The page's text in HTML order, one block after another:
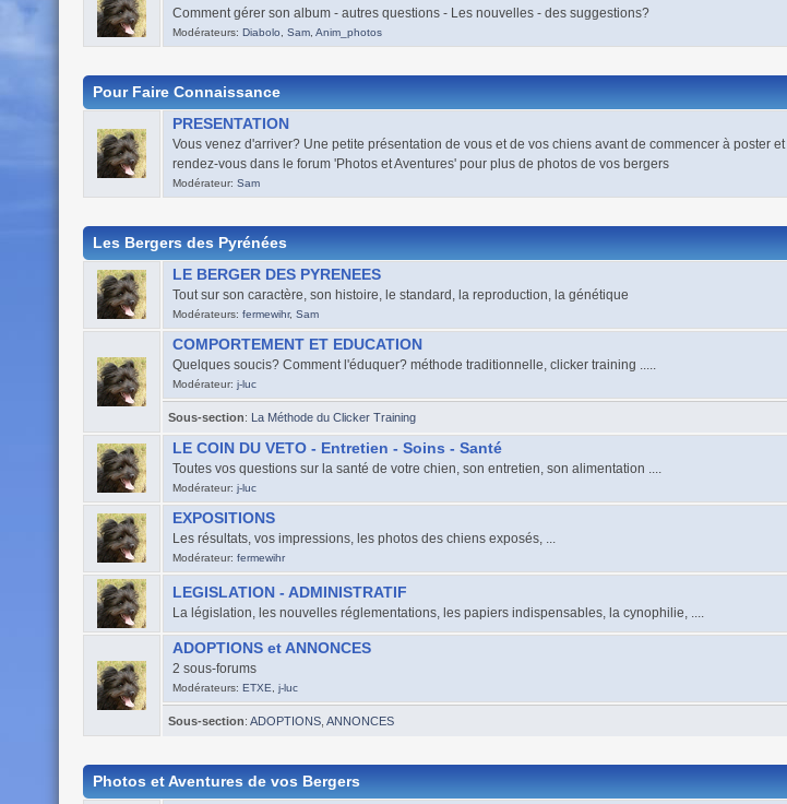
Comment gérer son album - autres questions - Les nouvelles - des suggestions?
Modérateurs:Diabolo,Sam,Anim_photos
Pour Faire Connaissance
PRESENTATION
Vous venez d'arriver? Une petite présentation de vous et de vos chiens avant de commencer à poster et
rendez-vous dans le forum 'Photos et Aventures' pour plus de photos de vos bergers
Modérateur:Sam
Les Bergers des Pyrénées
LE BERGER DES PYRENEES
Tout sur son caractère, son histoire, le standard, la reproduction, la génétique
Modérateurs:fermewihr,Sam
COMPORTEMENT ET EDUCATION
Quelques soucis? Comment l'éduquer? méthode traditionnelle, clicker training .....
Modérateur:j-luc
Sous-section: La Méthode du Clicker Training
LE COIN DU VETO - Entretien - Soins - Santé
Toutes vos questions sur la santé de votre chien, son entretien, son alimentation ....
Modérateur:j-luc
EXPOSITIONS
Les résultats, vos impressions, les photos des chiens exposés, ...
Modérateur:fermewihr
LEGISLATION - ADMINISTRATIF
La législation, les nouvelles réglementations, les papiers indispensables, la cynophilie, ....
ADOPTIONS et ANNONCES
2 sous-forums
Modérateurs:ETXE,j-luc
Sous-section: ADOPTIONS, ANNONCES
Photos et Aventures de vos Bergers